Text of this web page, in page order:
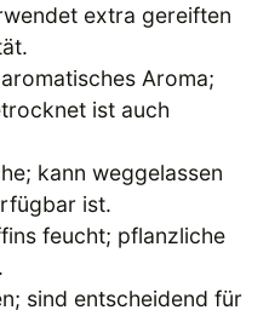
extra gereiften
Aroma;
ist auch
kann weggelassen
ist.
feucht; pflanzliche
sind entscheidend für